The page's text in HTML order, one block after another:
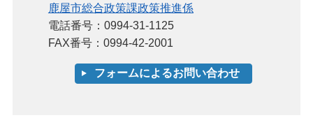
鹿屋市総合政策課政策推進係
電話番号：0994-31-1125
FAX番号：0994-42-2001